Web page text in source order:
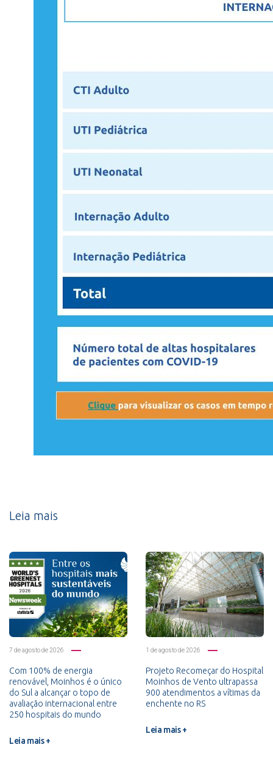
Leia mais
7 de agosto de 2026
Com 100% de energia
renovável, Moinhos é o único
do Sul a alcançar o topo de
avaliação internacional entre
250 hospitais do mundo
Leia mais +
1 de agosto de 2026
Projeto Recomeçar do Hospital
Moinhos de Vento ultrapassa
900 atendimentos a vítimas da
enchente no RS
Leia mais +